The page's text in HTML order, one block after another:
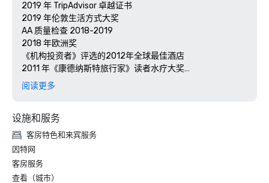
2019 年 TripAdvisor 卓越证书
2019 年伦敦生活方式大奖
AA 质量检查 2018-2019
2018 年欧洲奖
《机构投资者》评选的2012年全球最佳酒店
2011 年《康德纳斯特旅行家》读者水疗大奖
二零一零年绿色旅游商业计划
阅读更多
设施和服务
客房特色和来宾服务
因特网
客房服务
查看（城市）